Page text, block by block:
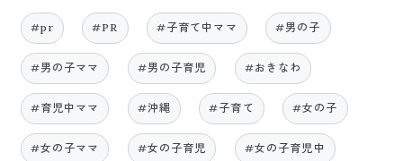
#pr #PR #子育て中ママ #男の子
#男の子ママ #男の子育児 #おきなわ
#育児中ママ #沖縄 #子育て #女の子
#女の子ママ #女の子育児 #女の子育児中